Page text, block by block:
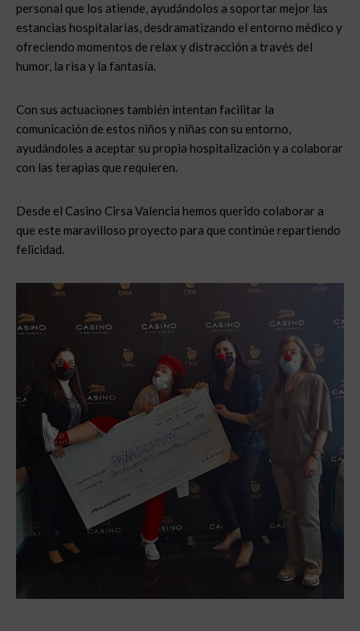
personal que los atiende, ayudándolos a soportar mejor las
estancias hospitalarias, desdramatizando el entorno médico y
ofreciendo momentos de relax y distracción a través del
humor, la risa y la fantasía.
Con sus actuaciones también intentan facilitar la
comunicación de estos niños y niñas con su entorno,
ayudándoles a aceptar su propia hospitalización y a colaborar
con las terapias que requieren.
Desde el Casino Cirsa Valencia hemos querido colaborar a
que este maravilloso proyecto para que continúe repartiendo
felicidad.